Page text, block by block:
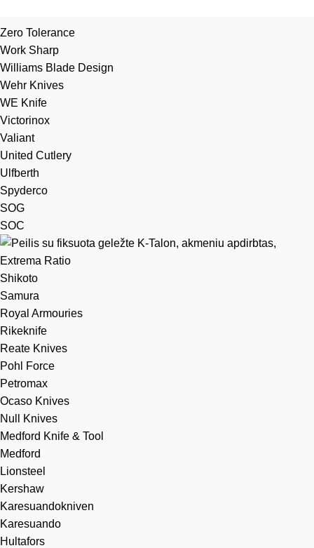
Zero Tolerance
Work Sharp
Williams Blade Design
Wehr Knives
WE Knife
Victorinox
Valiant
United Cutlery
Ulfberth
Spyderco
SOG
SOC
Shikoto
Samura
Royal Armouries
Rikeknife
Reate Knives
Pohl Force
Petromax
Ocaso Knives
Null Knives
Medford Knife & Tool
Medford
Lionsteel
Kershaw
Karesuandokniven
Karesuando
Hultafors